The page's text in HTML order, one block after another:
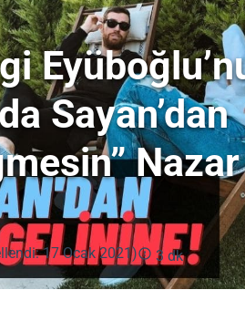
Sayan’dan
Nazar
17 Ocak 2021) 3 dk